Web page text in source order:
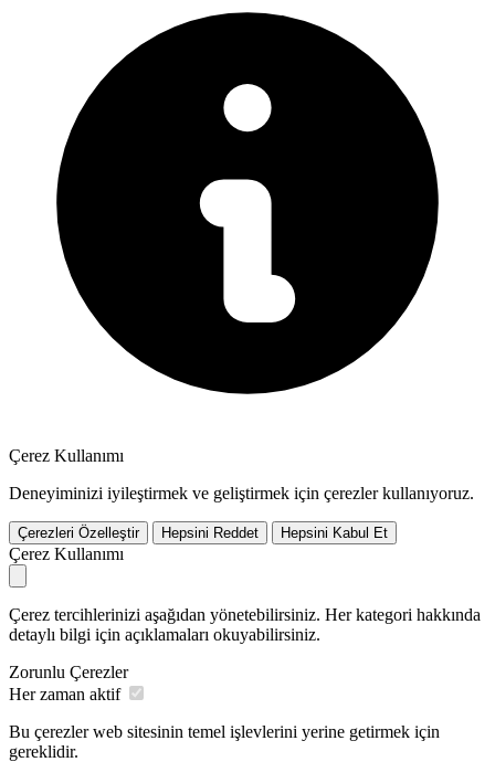
Çerez Kullanımı
Deneyiminizi iyileştirmek ve geliştirmek için çerezler kullanıyoruz.
Çerezleri Özelleştir Hepsini Reddet Hepsini Kabul Et
Çerez Kullanımı
Çerez tercihlerinizi aşağıdan yönetebilirsiniz. Her kategori hakkında
detaylı bilgi için açıklamaları okuyabilirsiniz.
Zorunlu Çerezler
Her zaman aktif
Bu çerezler web sitesinin temel işlevlerini yerine getirmek için
gereklidir.